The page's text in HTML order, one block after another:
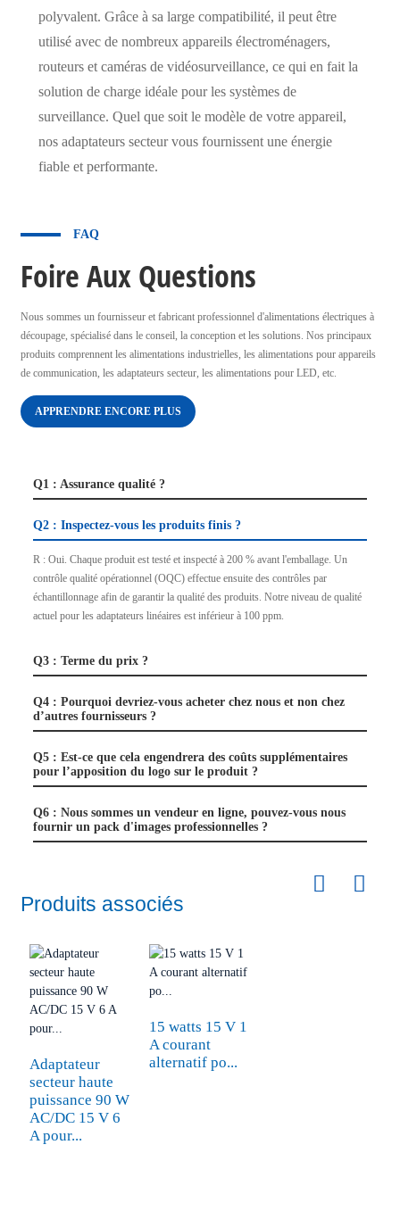
polyvalent. Grâce à sa large compatibilité, il peut être
utilisé avec de nombreux appareils électroménagers,
routeurs et caméras de vidéosurveillance, ce qui en fait la
solution de charge idéale pour les systèmes de
surveillance. Quel que soit le modèle de votre appareil,
nos adaptateurs secteur vous fournissent une énergie
fiable et performante.
FAQ
Foire Aux Questions
Nous sommes un fournisseur et fabricant professionnel d'alimentations électriques à
découpage, spécialisé dans le conseil, la conception et les solutions. Nos principaux
produits comprennent les alimentations industrielles, les alimentations pour appareils
de communication, les adaptateurs secteur, les alimentations pour LED, etc.
APPRENDRE ENCORE PLUS
Q1 : Assurance qualité ?
Q2 : Inspectez-vous les produits finis ?
R : Oui. Chaque produit est testé et inspecté à 200 % avant l'emballage. Un
contrôle qualité opérationnel (OQC) effectue ensuite des contrôles par
échantillonnage afin de garantir la qualité des produits. Notre niveau de qualité
actuel pour les adaptateurs linéaires est inférieur à 100 ppm.
Q3 : Terme du prix ?
Q4 : Pourquoi devriez-vous acheter chez nous et non chez
d’autres fournisseurs ?
Q5 : Est-ce que cela engendrera des coûts supplémentaires
pour l’apposition du logo sur le produit ?
Q6 : Nous sommes un vendeur en ligne, pouvez-vous nous
fournir un pack d'images professionnelles ?
Produits associés
Adaptateur
secteur haute
puissance 90 W
AC/DC 15 V 6
A pour...
15 watts 15 V 1
A courant
alternatif po...